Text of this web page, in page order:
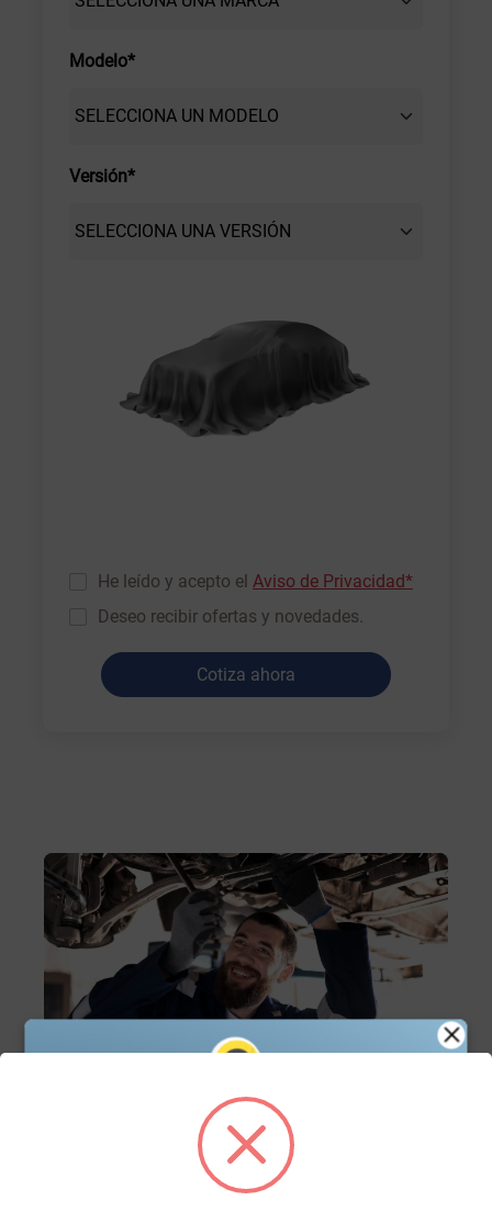
Modelo*
Versión*
He leído y acepto el Aviso de Privacidad*
Deseo recibir ofertas y novedades.
Cotiza ahora
Servicio de mantenimiento
Agenda tu cita de servicio en línea y asegura el